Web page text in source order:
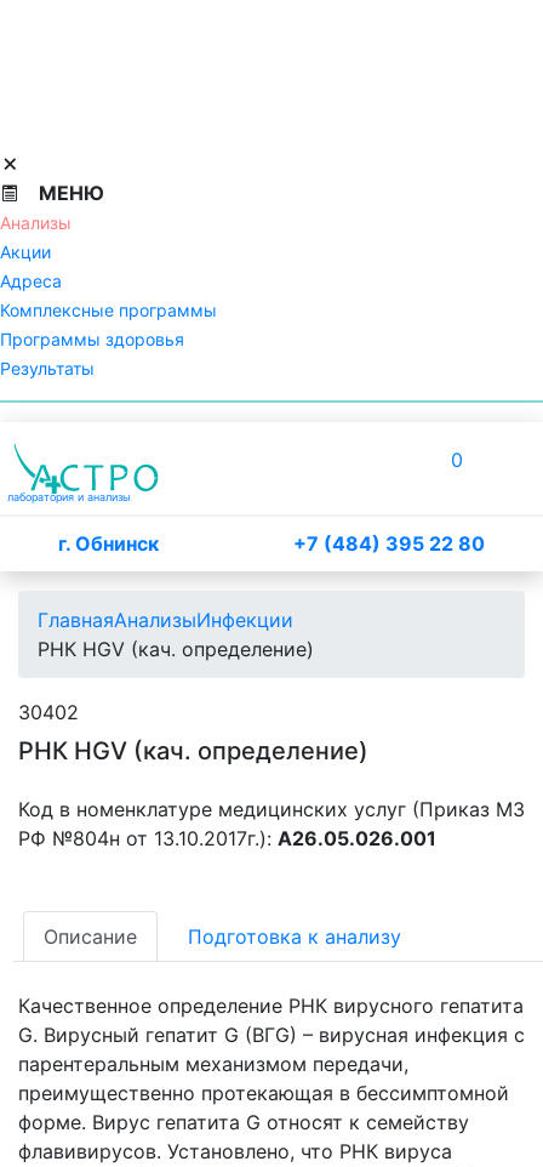
МЕНЮ
Анализы
Акции
Адреса
Комплексные программы
Программы здоровья
Результаты
лаборатория и анализы
г. Обнинск +7 (484) 395 22 80
0
ГлавнаяАнализыИнфекции
РНК HGV (кач. определение)
30402
РНК HGV (кач. определение)
Код в номенклатуре медицинских услуг (Приказ МЗ
РФ №804н от 13.10.2017г.): A26.05.026.001
Описание Подготовка к анализу
Качественное определение РНК вирусного гепатита
G. Вирусный гепатит G (ВГG) – вирусная инфекция с
парентеральным механизмом передачи,
преимущественно протекающая в бессимптомной
форме. Вирус гепатита G относят к семейству
флавивирусов. Установлено, что РНК вируса